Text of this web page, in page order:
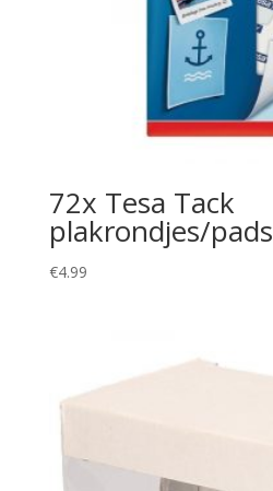
72x Tesa Tack
plakrondjes/pads
€4.99